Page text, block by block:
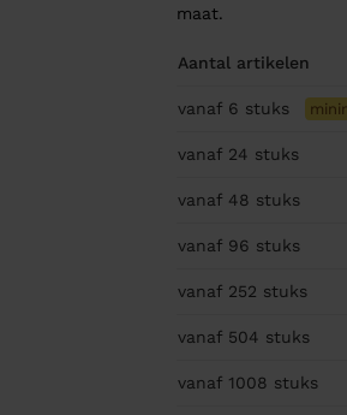
maat.
Aantal artikelen
vanaf 6 stuks
vanaf 24 stuks
vanaf 48 stuks
vanaf 96 stuks
vanaf 252 stuks
vanaf 504 stuks
vanaf 1008 stuks